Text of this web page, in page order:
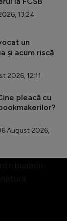
13:24
un
și acum riscă
2026, 12:11
pleacă cu
August 2026,